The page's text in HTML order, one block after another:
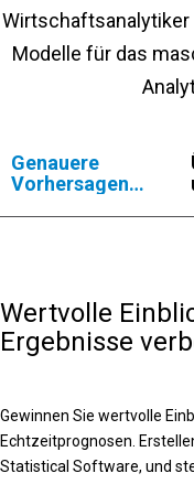
Wirtschaftsanalytiker
Modelle für das
Genauere
Vorhersagen
Wertvolle
Ergebnisse
Gewinnen Sie wertvolle
Echtzeitprognosen.
Statistical Software, und